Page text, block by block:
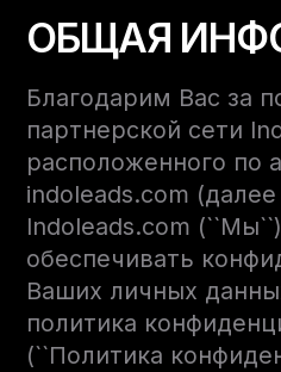
ОБЩАЯ
Благодарим Вас за
партнерской сети
расположенного по
indoleads.com
Indoleads.com
обеспечивать
Ваших личных
политика
(``Политика